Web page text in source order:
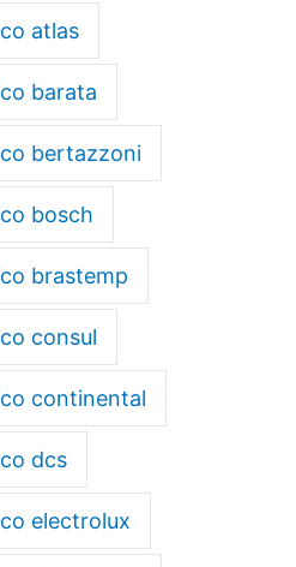
atlas
barata
bertazzoni
bosch
brastemp
consul
continental
dcs
electrolux